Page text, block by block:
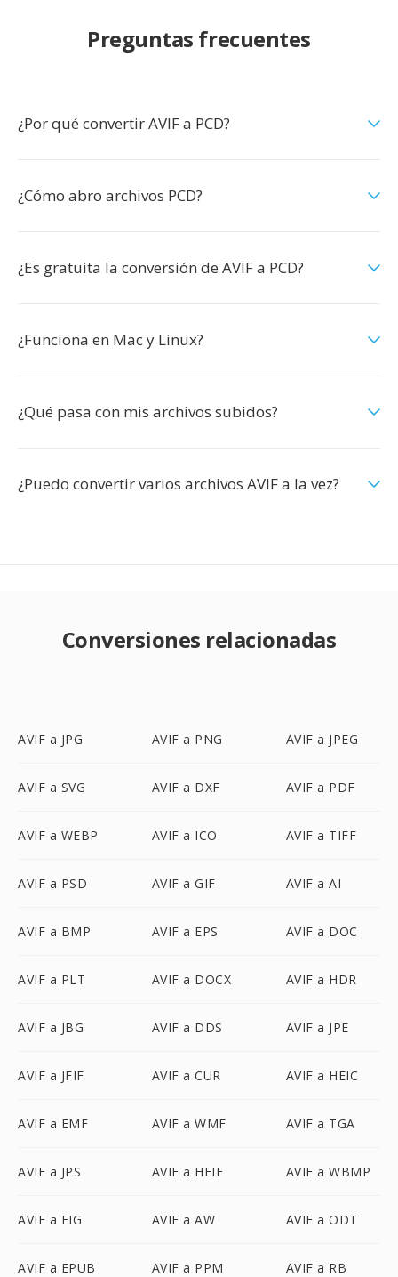
Preguntas frecuentes
¿Por qué convertir AVIF a PCD?
¿Cómo abro archivos PCD?
¿Es gratuita la conversión de AVIF a PCD?
¿Funciona en Mac y Linux?
¿Qué pasa con mis archivos subidos?
¿Puedo convertir varios archivos AVIF a la vez?
Conversiones relacionadas
AVIF a JPG AVIF a PNG AVIF a JPEG
AVIF a SVG AVIF a DXF AVIF a PDF
AVIF a WEBP AVIF a ICO AVIF a TIFF
AVIF a PSD AVIF a GIF AVIF a AI
AVIF a BMP AVIF a EPS AVIF a DOC
AVIF a PLT AVIF a DOCX AVIF a HDR
AVIF a JBG AVIF a DDS AVIF a JPE
AVIF a JFIF AVIF a CUR AVIF a HEIC
AVIF a EMF AVIF a WMF AVIF a TGA
AVIF a JPS AVIF a HEIF AVIF a WBMP
AVIF a FIG AVIF a AW AVIF a ODT
AVIF a EPUB AVIF a PPM AVIF a RB